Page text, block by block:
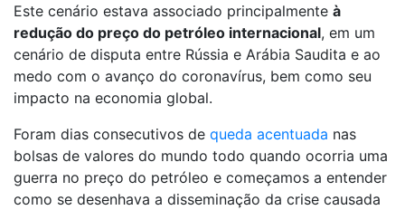
Este cenário estava associado principalmente à
redução do preço do petróleo internacional, em um
cenário de disputa entre Rússia e Arábia Saudita e ao
medo com o avanço do coronavírus, bem como seu
impacto na economia global.
Foram dias consecutivos de queda acentuada nas
bolsas de valores do mundo todo quando ocorria uma
guerra no preço do petróleo e começamos a entender
como se desenhava a disseminação da crise causada